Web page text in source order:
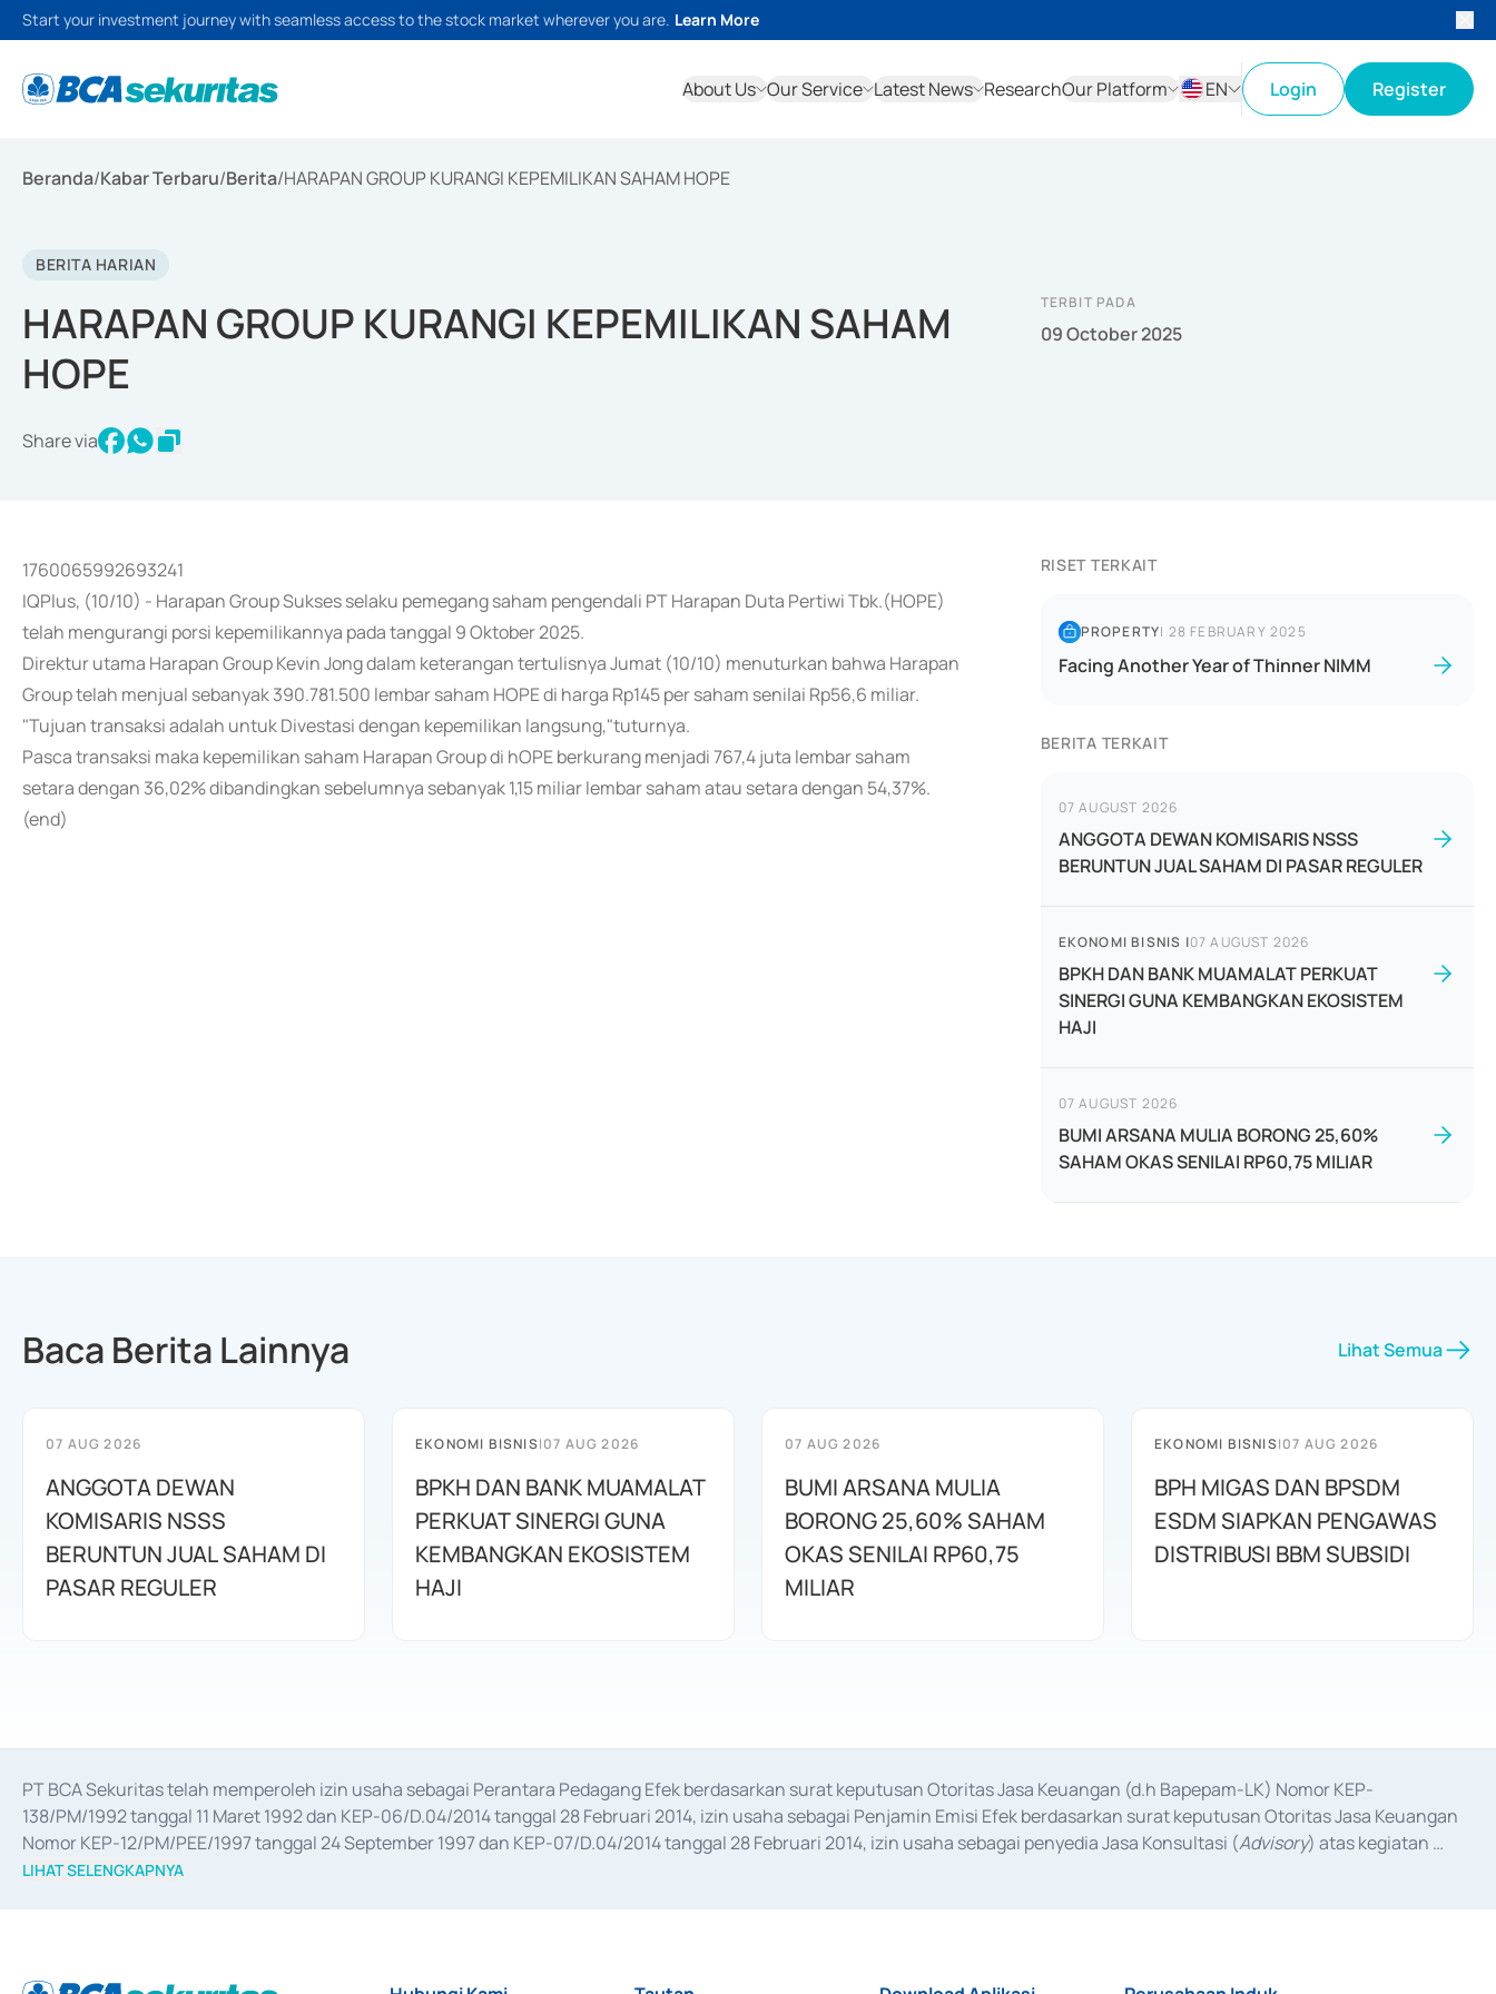
Start your investment journey with seamless access to the stock market wherever you are. Learn More
About Us Our Service Latest News ResearchOur Platform
EN
Login Register
Beranda/Kabar Terbaru/Berita/HARAPAN GROUP KURANGI KEPEMILIKAN SAHAM HOPE
BERITA HARIAN
HARAPAN GROUP KURANGI KEPEMILIKAN SAHAM
HOPE
Share via
TERBIT PADA
09 October 2025
1760065992693241
IQPlus, (10/10) - Harapan Group Sukses selaku pemegang saham pengendali PT Harapan Duta Pertiwi Tbk.(HOPE)
telah mengurangi porsi kepemilikannya pada tanggal 9 Oktober 2025.
Direktur utama Harapan Group Kevin Jong dalam keterangan tertulisnya Jumat (10/10) menuturkan bahwa Harapan
Group telah menjual sebanyak 390.781.500 lembar saham HOPE di harga Rp145 per saham senilai Rp56,6 miliar.
"Tujuan transaksi adalah untuk Divestasi dengan kepemilikan langsung,"tuturnya.
Pasca transaksi maka kepemilikan saham Harapan Group di hOPE berkurang menjadi 767,4 juta lembar saham
setara dengan 36,02% dibandingkan sebelumnya sebanyak 1,15 miliar lembar saham atau setara dengan 54,37%.
(end)
RISET TERKAIT
PROPERTY| 28 FEBRUARY 2025
Facing Another Year of Thinner NIMM
BERITA TERKAIT
07 AUGUST 2026
ANGGOTA DEWAN KOMISARIS NSSS
BERUNTUN JUAL SAHAM DI PASAR REGULER
EKONOMI BISNIS |07 AUGUST 2026
BPKH DAN BANK MUAMALAT PERKUAT
SINERGI GUNA KEMBANGKAN EKOSISTEM
HAJI
07 AUGUST 2026
BUMI ARSANA MULIA BORONG 25,60%
SAHAM OKAS SENILAI RP60,75 MILIAR
Baca Berita Lainnya Lihat Semua
07 AUG 2026
ANGGOTA DEWAN
KOMISARIS NSSS
BERUNTUN JUAL SAHAM DI
PASAR REGULER
EKONOMI BISNIS|07 AUG 2026
BPKH DAN BANK MUAMALAT
PERKUAT SINERGI GUNA
KEMBANGKAN EKOSISTEM
HAJI
07 AUG 2026
BUMI ARSANA MULIA
BORONG 25,60% SAHAM
OKAS SENILAI RP60,75
MILIAR
EKONOMI BISNIS|07 AUG 2026
BPH MIGAS DAN BPSDM
ESDM SIAPKAN PENGAWAS
DISTRIBUSI BBM SUBSIDI
PT BCA Sekuritas telah memperoleh izin usaha sebagai Perantara Pedagang Efek berdasarkan surat keputusan Otoritas Jasa Keuangan (d.h Bapepam-LK) Nomor KEP-
138/PM/1992 tanggal 11 Maret 1992 dan KEP-06/D.04/2014 tanggal 28 Februari 2014, izin usaha sebagai Penjamin Emisi Efek berdasarkan surat keputusan Otoritas Jasa Keuangan
Nomor KEP-12/PM/PEE/1997 tanggal 24 September 1997 dan KEP-07/D.04/2014 tanggal 28 Februari 2014, izin usaha sebagai penyedia Jasa Konsultasi (Advisory) atas kegiatan
merger, akuisisi, divestasi, dan
LIHAT SELENGKAPNYA